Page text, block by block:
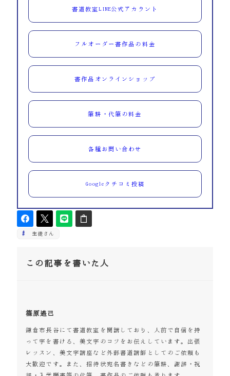
書道教室LINE公式アカウント
フルオーダー書作品の料金
書作品オンラインショップ
筆耕・代筆の料金
各種お問い合わせ
Googleクチコミ投稿
生徒さん
この記事を書いた人
篠原遙己
鎌倉市長谷にて書道教室を開講しており、人前で自信を持
って字を書ける、美文字のコツをお伝えしています。出張
レッスン、美文字講座など外部書道講師としてのご依頼も
大歓迎です。また、招待状宛名書きなどの筆耕、謝辞・祝